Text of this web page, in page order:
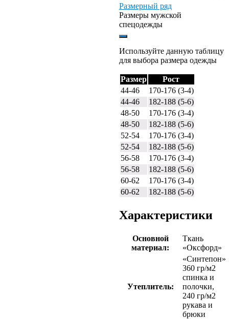
Размерный ряд
Размеры мужской
спецодежды
Используйте данную таблицу
для выбора размера одежды
Размер
Рост
44-46
170-176 (3-4)
44-46
182-188 (5-6)
48-50
170-176 (3-4)
48-50
182-188 (5-6)
52-54
170-176 (3-4)
52-54
182-188 (5-6)
56-58
170-176 (3-4)
56-58
182-188 (5-6)
60-62
170-176 (3-4)
60-62
182-188 (5-6)
Характеристики
Основной
материал:
Ткань
«Оксфорд»
Утеплитель:
«Синтепон»
360 гр/м2
спинка и
полочки,
240 гр/м2
рукава и
брюки